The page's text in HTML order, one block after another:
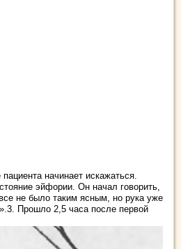
начинает искажаться.
эйфории. Он начал говорить,
не было таким ясным, но рука уже
Прошло 2,5 часа после первой